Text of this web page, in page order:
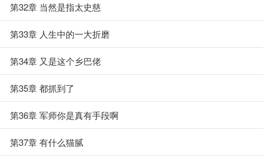
第32章 当然是指太史慈
第33章 人生中的一大折磨
第34章 又是这个乡巴佬
第35章 都抓到了
第36章 军师你是真有手段啊
第37章 有什么猫腻